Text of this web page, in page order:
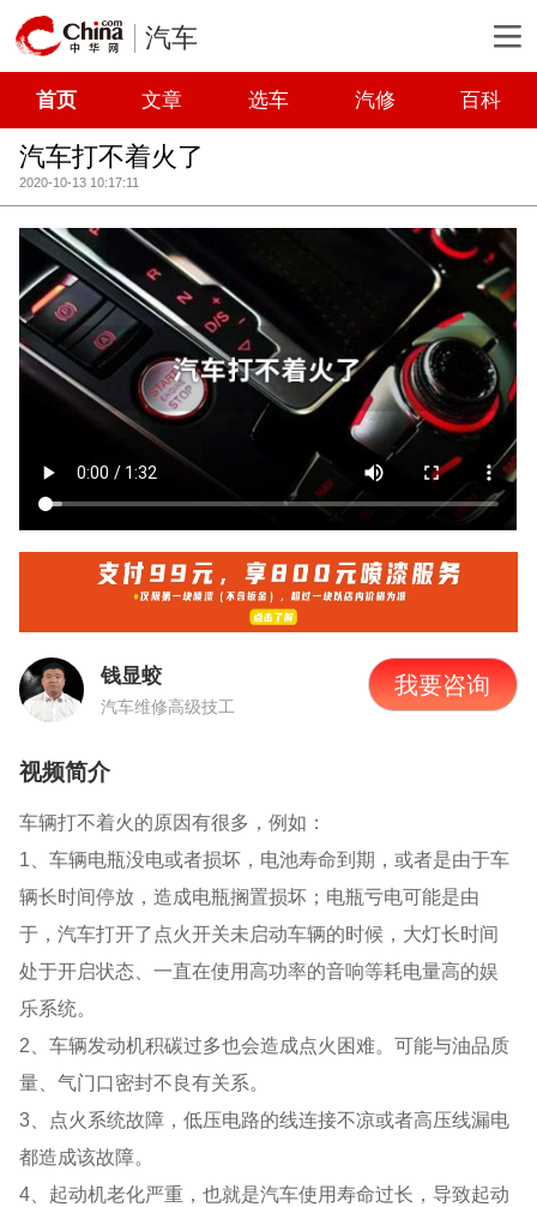
汽车
首页 文章 选车 汽修 百科
汽车打不着火了
2020-10-13 10:17:11
钱显蛟
汽车维修高级技工
我要咨询
视频简介
车辆打不着火的原因有很多，例如：
1、车辆电瓶没电或者损坏，电池寿命到期，或者是由于车
辆长时间停放，造成电瓶搁置损坏；电瓶亏电可能是由
于，汽车打开了点火开关未启动车辆的时候，大灯长时间
处于开启状态、一直在使用高功率的音响等耗电量高的娱
乐系统。
2、车辆发动机积碳过多也会造成点火困难。可能与油品质
量、气门口密封不良有关系。
3、 点火系统故障，低压电路的线连接不凉或者高压线漏电
都造成该故障。
4、 起动机老化严重，也就是汽车使用寿命过长，导致起动